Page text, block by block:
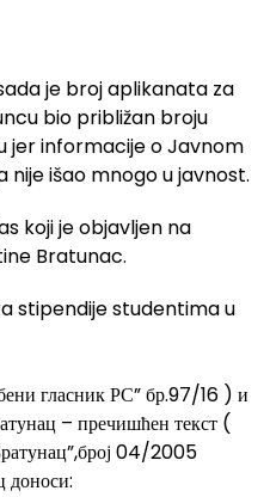
je broj aplikanata za
bio približan broju
jer informacije o Javnom
nije išao mnogo u javnost.
koji je objavljen na
Bratunac.
гласник РС” бр.97/16 ) и
– пречишћен текст (
04/2005
доноси: